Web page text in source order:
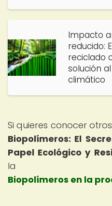
Impacto
reducido:
reciclado
solución
climático
Si quieres conocer
Biopolímeros: El
Papel Ecológico y
la
Biopolímeros en la